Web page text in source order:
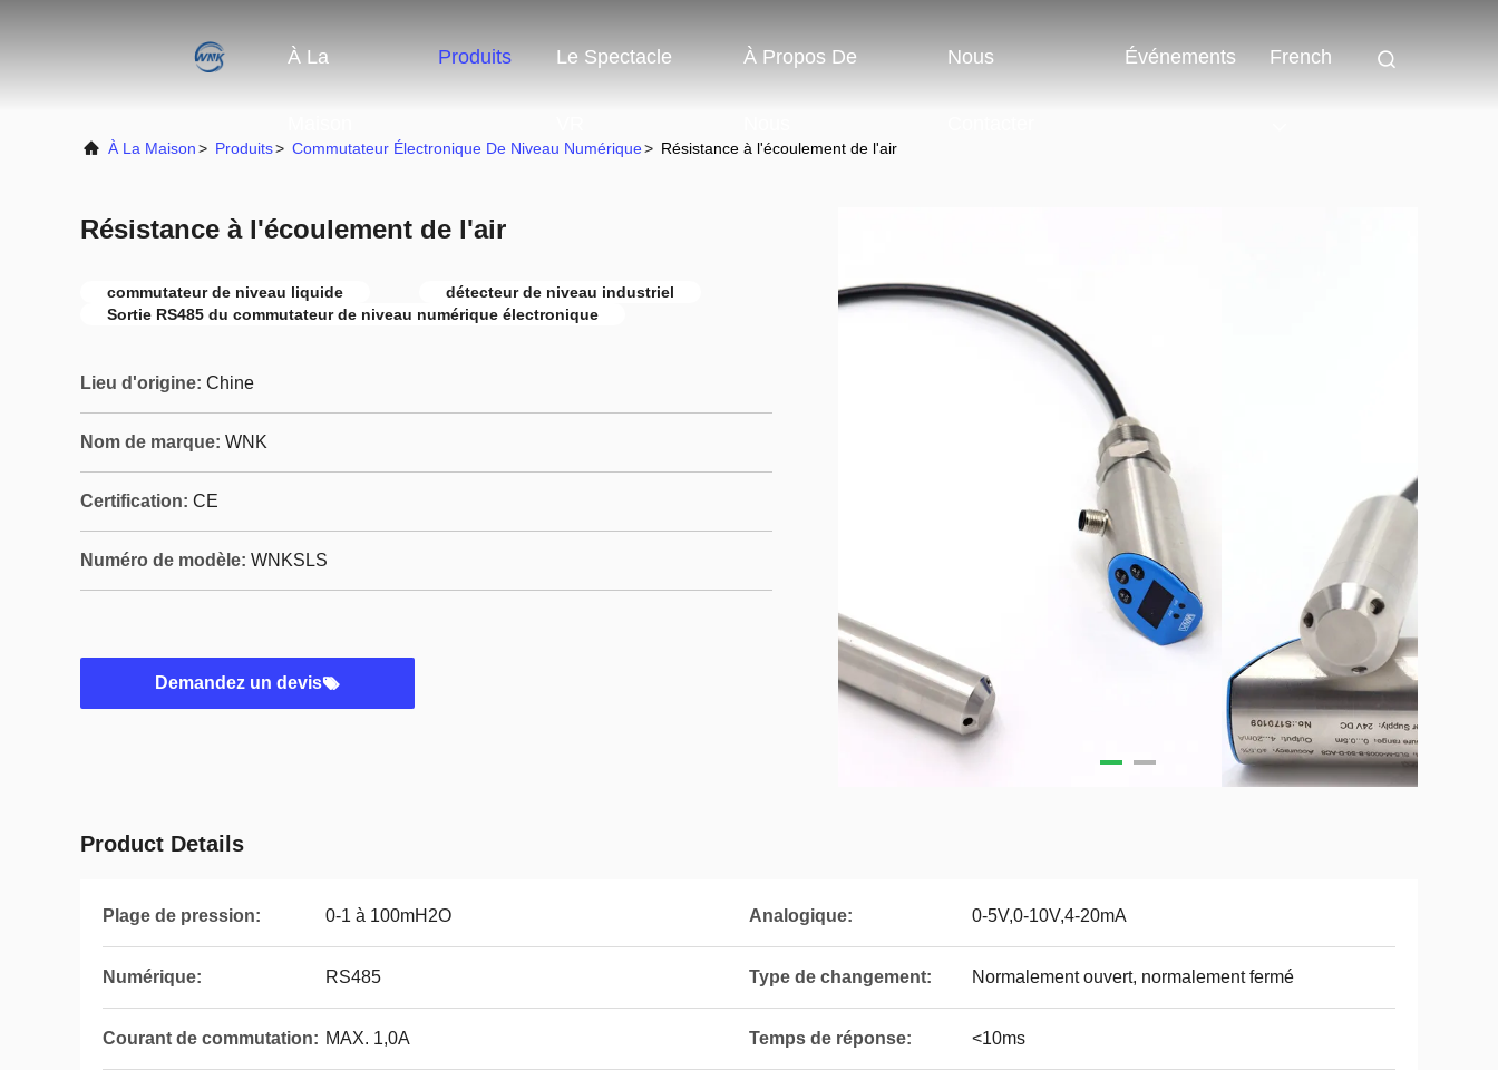
À La Produits Le Spectacle À Propos De Nous Événements French
À La Maison> Produits> Commutateur Électronique De Niveau Numérique> Résistance à l'écoulement de l'air
Résistance à l'écoulement de l'air
commutateur de niveau liquide
détecteur de niveau industriel
Sortie RS485 du commutateur de niveau numérique électronique
Lieu d'origine: Chine
Nom de marque: WNK
Certification: CE
Numéro de modèle: WNKSLS
Demandez un devis
Product Details
Plage de pression: 0-1 à 100mH2O Analogique: 0-5V,0-10V,4-20mA
Numérique: RS485 Type de changement: Normalement ouvert, normalement fermé
Courant de commutation: MAX. 1,0A Temps de réponse: <10ms